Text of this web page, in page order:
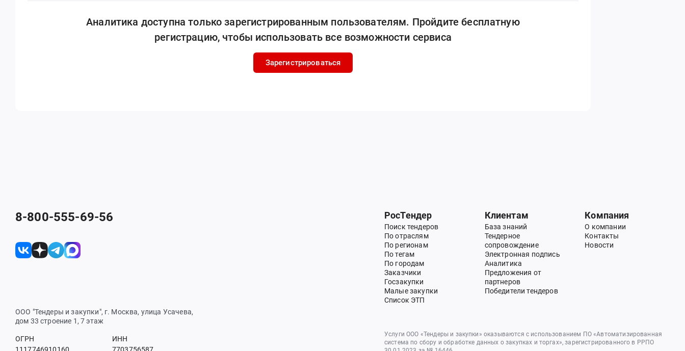
Аналитика доступна только зарегистрированным пользователям. Пройдите бесплатную
регистрацию, чтобы использовать все возможности сервиса
Зарегистрироваться
8-800-555-69-56
ООО "Тендеры и закупки", г. Москва, улица Усачева,
дом 33 строение 1, 7 этаж
ОГРН
ИНН
РосТендер
Поиск тендеров
По отраслям
По регионам
По тегам
По городам
Заказчики
Госзакупки
Малые закупки
Список ЭТП
Клиентам
База знаний
Тендерное
сопровождение
Электронная подпись
Аналитика
Предложения от
партнеров
Победители тендеров
Компания
О компании
Контакты
Новости
Услуги ООО «Тендеры и закупки» оказываются с использованием ПО «Автоматизированная
система по сбору и обработке данных о закупках и торгах», зарегистрированного в РРПО